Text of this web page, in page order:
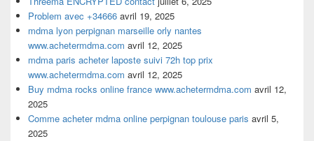
Problem avec +34666 avril 19, 2025
mdma lyon perpignan marseille orly nantes
www.achetermdma.com avril 12, 2025
mdma paris acheter laposte suivi 72h top prix
www.achetermdma.com avril 12, 2025
Buy mdma rocks online france www.achetermdma.com avril 12,
2025
Comme acheter mdma online perpignan toulouse paris avril 5,
2025